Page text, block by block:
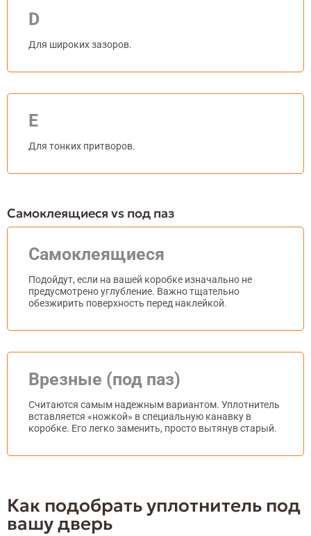
D
Для широких зазоров.
E
Для тонких притворов.
Самоклеящиеся vs под паз
Самоклеящиеся
Подойдут, если на вашей коробке изначально не
предусмотрено углубление. Важно тщательно
обезжирить поверхность перед наклейкой.
Врезные (под паз)
Считаются самым надежным вариантом. Уплотнитель
вставляется «ножкой» в специальную канавку в
коробке. Его легко заменить, просто вытянув старый.
Как подобрать уплотнитель под
вашу дверь